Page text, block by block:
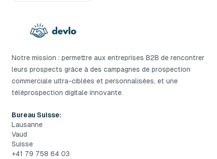
Notre mission : permettre aux entreprises B2B de rencontrer
leurs prospects grâce à des campagnes de prospection
commerciale ultra-ciblées et personnalisées, et une
téléprospection digitale innovante.
Bureau Suisse:
Lausanne
Vaud
Suisse
+41 79 758 64 03